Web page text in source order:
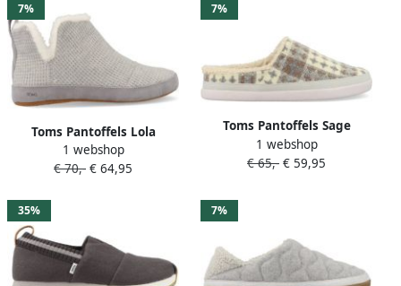
7%
Toms Pantoffels Lola
10020156 Grijs
1 webshop
€ 70,- € 64,95
7%
Toms Pantoffels Sage
10020178 Grijs
1 webshop
€ 65,- € 59,95
35% 7%